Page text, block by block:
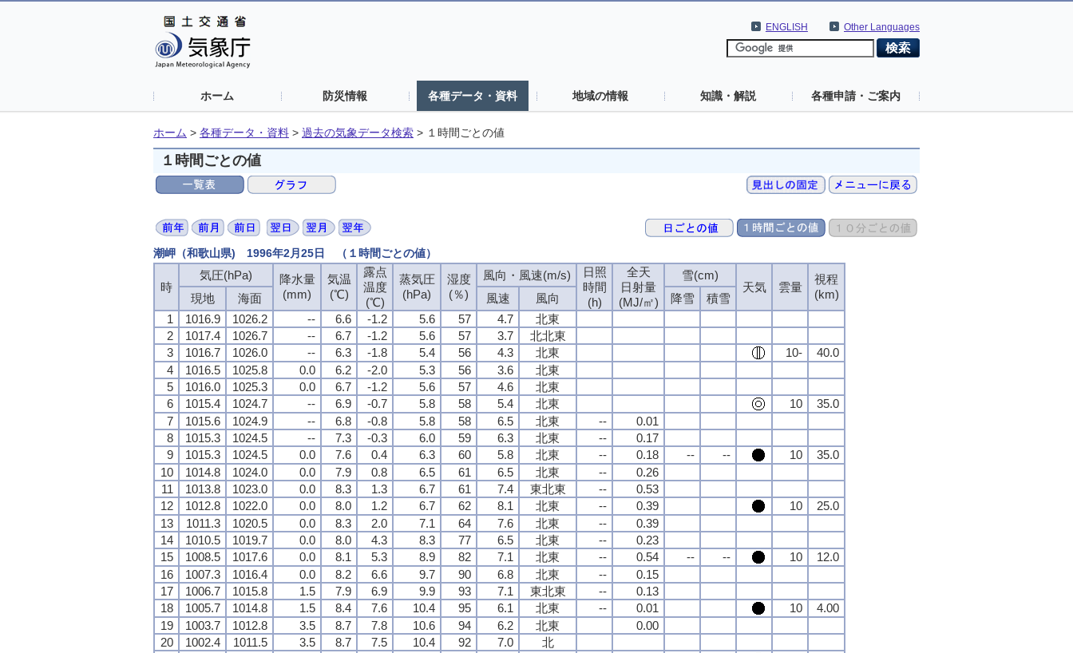
Other Languages
ENGLISH
ホーム 防災情報 各種データ・資料 地域の情報 知識・解説 各種申請・ご案内
ホーム > 各種データ・資料 > 過去の気象データ検索 > １時間ごとの値
１時間ごとの値
潮岬（和歌山県) 1996年2月25日 （１時間ごとの値）
時
気圧(hPa)
降水量
(mm)
気温
(℃)
露点
温度
(℃)
蒸気圧
(hPa)
湿度
(％)
風向・風速(m/s)
日照
時間
(h)
全天
日射量
(MJ/㎡)
雪(cm)
天気
雲量
視程
(km)
現地 海面 風速 風向 降雪
積雪
1
1016.9 1026.2 -- 6.6 -1.2 5.6 57 4.7
北東
2
1017.4 1026.7 -- 6.7 -1.2 5.6 57 3.7
北北東
3
1016.7 1026.0 -- 6.3 -1.8 5.4 56 4.3 北東 10-
40.0
4
1016.5 1025.8 0.0 6.2 -2.0 5.3 56 3.6
北東
5
1016.0 1025.3 0.0 6.7 -1.2 5.6 57 4.6
北東
6
1015.4 1024.7 -- 6.9 -0.7 5.8 58 5.4 北東 10
35.0
7
1015.6 1024.9 -- 6.8 -0.8 5.8 58 6.5 北東 --
0.01
8
1015.3 1024.5 -- 7.3 -0.3 6.0 59 6.3 北東 --
0.17
9
1015.3 1024.5 0.0 7.6 0.4 6.3 60 5.8 北東 -- 0.18 -- -- 10
35.0
10
1014.8 1024.0 0.0 7.9 0.8 6.5 61 6.5 北東 --
0.26
11
1013.8 1023.0 0.0 8.3 1.3 6.7 61 7.4 東北東 --
0.53
12
1012.8 1022.0 0.0 8.0 1.2 6.7 62 8.1 北東 -- 0.39 10
25.0
13
1011.3 1020.5 0.0 8.3 2.0 7.1 64 7.6 北東 --
0.39
14
1010.5 1019.7 0.0 8.0 4.3 8.3 77 6.5 北東 --
0.23
15
1008.5 1017.6 0.0 8.1 5.3 8.9 82 7.1 北東 -- 0.54 -- -- 10
12.0
16
1007.3 1016.4 0.0 8.2 6.6 9.7 90 6.8 北東 --
0.15
17
1006.7 1015.8 1.5 7.9 6.9 9.9 93 7.1 東北東 --
0.13
18
1005.7 1014.8 1.5 8.4 7.6 10.4 95 6.1 北東 -- 0.01 10
4.00
19
1003.7 1012.8 3.5 8.7 7.8 10.6 94 6.2 北東
0.00
20
1002.4 1011.5 3.5 8.7 7.5 10.4 92 7.0
北